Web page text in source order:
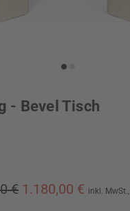
- Bevel Tisch
€ 1.180,00 € inkl. MwSt.,